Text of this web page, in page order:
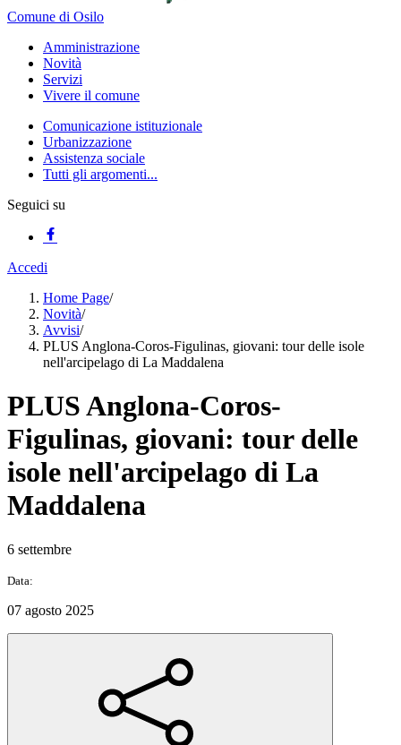
Comune di Osilo
Amministrazione
Novità
Servizi
Vivere il comune
Comunicazione istituzionale
Urbanizzazione
Assistenza sociale
Tutti gli argomenti...
Seguici su
Accedi
Home Page/
Novità/
Avvisi/
PLUS Anglona-Coros-Figulinas, giovani: tour delle isole
nell'arcipelago di La Maddalena
PLUS Anglona-Coros-
Figulinas, giovani: tour delle
isole nell'arcipelago di La
Maddalena
6 settembre
Data:
07 agosto 2025